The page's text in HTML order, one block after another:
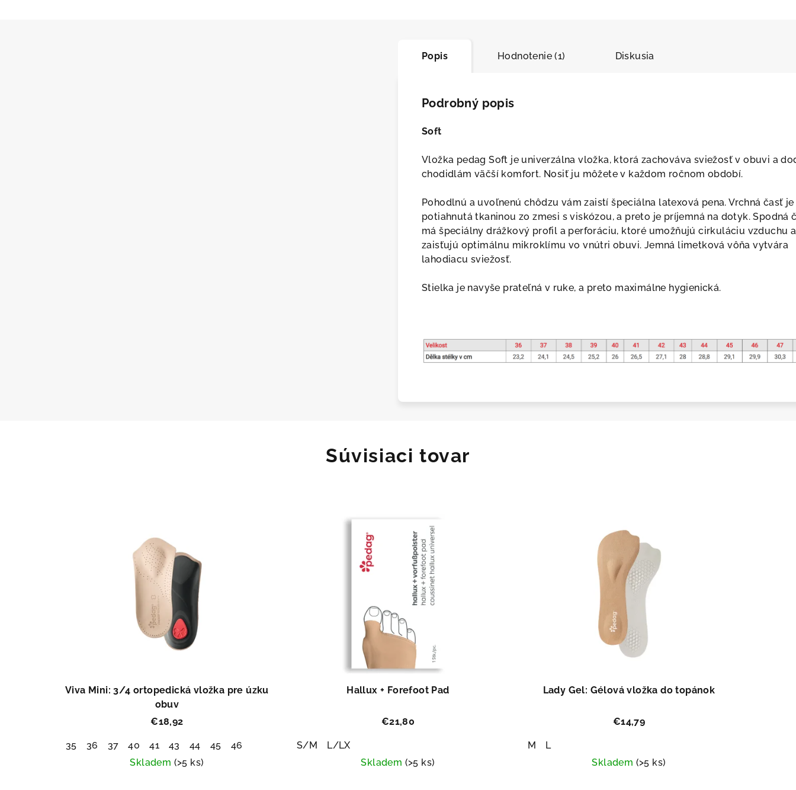
Popis Hodnotenie (1) Diskusia
Podrobný popis
Soft
Vložka pedag Soft je univerzálna vložka, ktorá zachováva sviežosť v obuvi a
chodidlám väčší komfort. Nosiť ju môžete v každom ročnom období.
Pohodlnú a uvoľnenú chôdzu vám zaistí špeciálna latexová pena. Vrchná časť je
potiahnutá tkaninou zo zmesi s viskózou, a preto je príjemná na dotyk. Spodná
má špeciálny drážkový profil a perforáciu, ktoré umožňujú cirkuláciu vzduchu a
zaisťujú optimálnu mikroklímu vo vnútri obuvi. Jemná limetková vôňa vytvára
lahodiacu sviežosť.
Stielka je navyše prateľná v ruke, a preto maximálne hygienická.
Súvisiaci tovar
Viva Mini: 3/4 ortopedická vložka pre úzku
obuv
€18,92
35 36 37 40 41 43 44 45
46
Skladem (>5 ks)
Hallux + Forefoot Pad
€21,80
S/M
L/LX
Skladem (>5 ks)
Lady Gel: Gélová vložka do topánok
€14,79
M
L
Skladem (>5 ks)
Asistent Pedag